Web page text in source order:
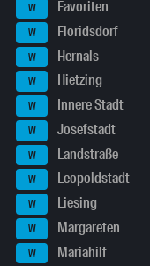
W Favoriten
W Floridsdorf
W Hernals
W Hietzing
W Innere Stadt
W Josefstadt
W Landstraße
W Leopoldstadt
W Liesing
W Margareten
W Mariahilf